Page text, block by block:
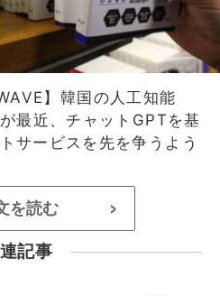
】韓国の人工知能
最近、チャットGPTを基
サービスを先を争うよう
を読む >
記事